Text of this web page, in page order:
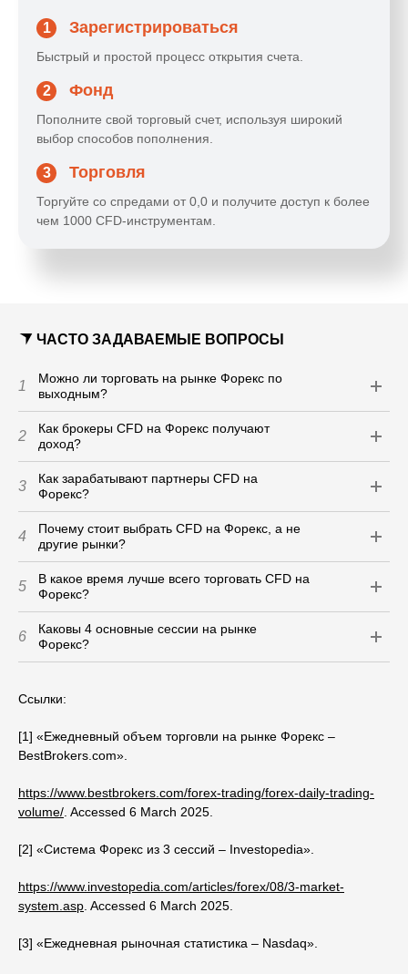
1 Зарегистрироваться
Быстрый и простой процесс открытия счета.
2 Фонд
Пополните свой торговый счет, используя широкий
выбор способов пополнения.
3 Торговля
Торгуйте со спредами от 0,0 и получите доступ к более
чем 1000 CFD-инструментам.
ЧАСТО ЗАДАВАЕМЫЕ ВОПРОСЫ
1
Можно ли торговать на рынке Форекс по
выходным?
2
Как брокеры CFD на Форекс получают
доход?
3
Как зарабатывают партнеры CFD на
Форекс?
4
Почему стоит выбрать CFD на Форекс, а не
другие рынки?
5
В какое время лучше всего торговать CFD на
Форекс?
6
Каковы 4 основные сессии на рынке
Форекс?
Ссылки:
[1] «Ежедневный объем торговли на рынке Форекс –
BestBrokers.com».
https://www.bestbrokers.com/forex-trading/forex-daily-trading-
volume/ . Accessed 6 March 2025.
[2] «Система Форекс из 3 сессий – Investopedia».
https://www.investopedia.com/articles/forex/08/3-market-
system.asp . Accessed 6 March 2025.
[3] «Ежедневная рыночная статистика – Nasdaq».